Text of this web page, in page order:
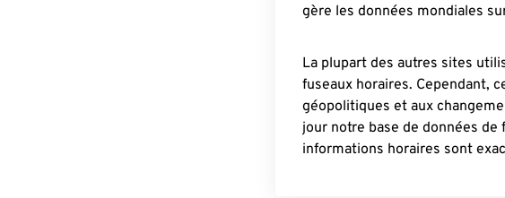
gère les données mondiales
La plupart des autres sites
fuseaux horaires. Cependant,
géopolitiques et aux
jour notre base de données
informations horaires sont